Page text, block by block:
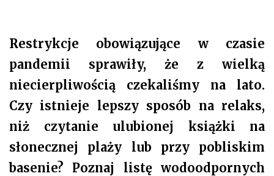
Restrykcje obowiązujące w czasie
pandemii sprawiły, że z wielką
niecierpliwością czekaliśmy na lato.
Czy istnieje lepszy sposób na relaks,
niż czytanie ulubionej książki na
słonecznej plaży lub przy pobliskim
basenie? Poznaj listę wodoodpornych